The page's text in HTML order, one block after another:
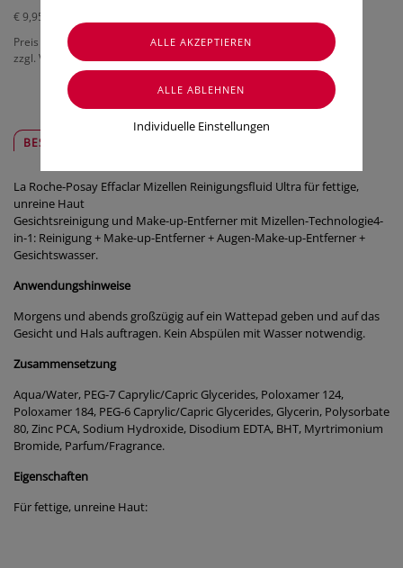
€ 9,95
Preis inkl. MwSt.
zzgl. Versandkosten
BESCHREIBUNG
La Roche-Posay Effaclar Mizellen Reinigungsfluid Ultra für fettige,
unreine Haut
Gesichtsreinigung und Make-up-Entferner mit Mizellen-Technologie4-
in-1: Reinigung + Make-up-Entferner + Augen-Make-up-Entferner +
Gesichtswasser.
Anwendungshinweise
Morgens und abends großzügig auf ein Wattepad geben und auf das
Gesicht und Hals auftragen. Kein Abspülen mit Wasser notwendig.
Zusammensetzung
Aqua/Water, PEG-7 Caprylic/Capric Glycerides, Poloxamer 124,
Poloxamer 184, PEG-6 Caprylic/Capric Glycerides, Glycerin, Polysorbate
80, Zinc PCA, Sodium Hydroxide, Disodium EDTA, BHT, Myrtrimonium
Bromide, Parfum/Fragrance.
Eigenschaften
Für fettige, unreine Haut:
Individuelle Einstellungen